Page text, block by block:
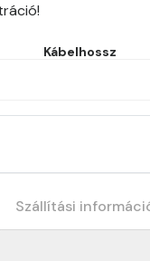
Kábelhossz
Szállítási